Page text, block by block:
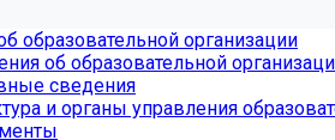
образовательной организации
об образовательной
сведения
и органы управления